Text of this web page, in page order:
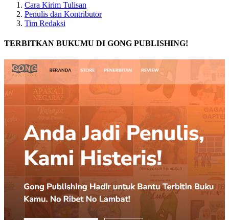
Cara Kirim Tulisan
Penulis dan Kontributor
Tim Redaksi
TERBITKAN BUKUMU DI GONG PUBLISHING!